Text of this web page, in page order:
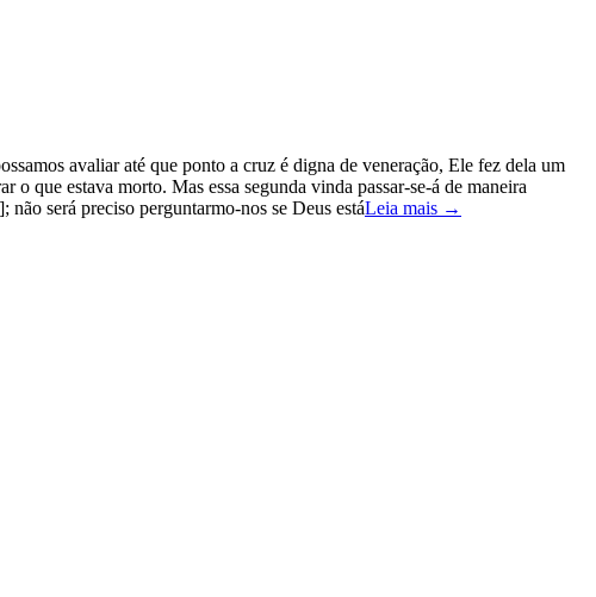
avaliar até que ponto a cruz é digna de veneração, Ele fez dela um
que estava morto. Mas essa segunda vinda passar-se-á de maneira
será preciso perguntarmo-nos se Deus estáLeia mais →